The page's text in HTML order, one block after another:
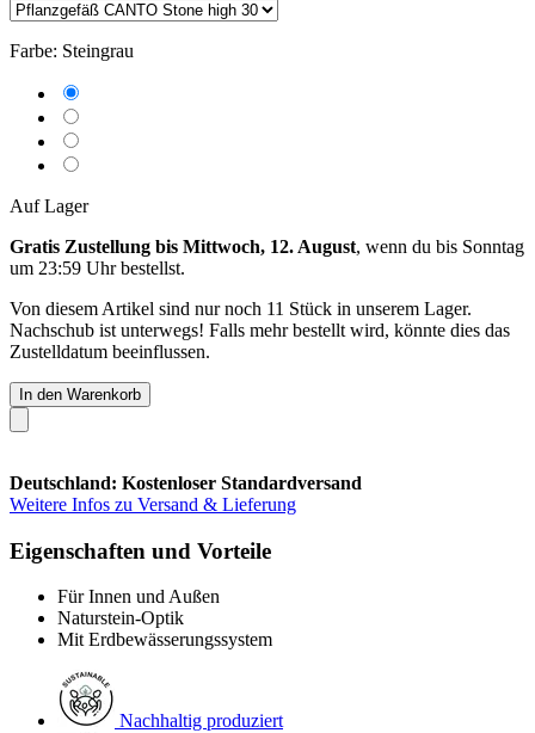
Farbe: Steingrau
Auf Lager
Gratis Zustellung bis Mittwoch, 12. August, wenn du bis Sonntag
um 23:59 Uhrbestellst.
Von diesem Artikel sind nur noch 11 Stück in unserem Lager.
Nachschub ist unterwegs! Falls mehr bestellt wird, könnte dies das
Zustelldatum beeinflussen.
In den Warenkorb
Deutschland: Kostenloser Standardversand
Weitere Infos zu Versand & Lieferung
Eigenschaften und Vorteile
Für Innen und Außen
Naturstein-Optik
Mit Erdbewässerungssystem
Nachhaltig produziert